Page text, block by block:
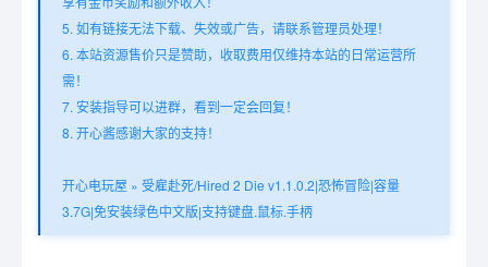
5. 如有链接无法下载、失效或广告，请联系管理员处理！
6. 本站资源售价只是赞助，收取费用仅维持本站的日常运营所
需！
7. 安装指导可以进群，看到一定会回复！
8. 开心酱感谢大家的支持！
开心电玩屋 » 受雇赴死/Hired 2 Die v1.1.0.2|恐怖冒险|容量
3.7G|免安装绿色中文版|支持键盘.鼠标.手柄